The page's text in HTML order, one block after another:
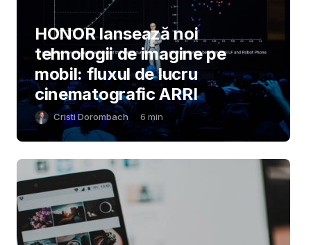
HONOR lansează noi
tehnologii de imagine pe
mobil: fluxul de lucru
cinematografic ARRI
Cristi Dorombach 6 min